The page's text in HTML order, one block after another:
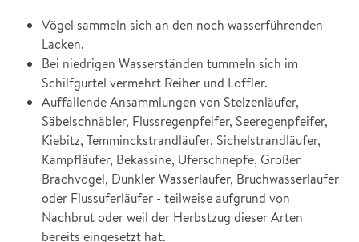
Vögel sammeln sich an den noch wasserführenden
Lacken.
Bei niedrigen Wasserständen tummeln sich im
Schilfgürtel vermehrt Reiher und Löffler.
Auffallende Ansammlungen von Stelzenläufer,
Säbelschnäbler, Flussregenpfeifer, Seeregenpfeifer,
Kiebitz, Temminckstrandläufer, Sichelstrandläufer,
Kampfläufer, Bekassine, Uferschnepfe, Großer
Brachvogel, Dunkler Wasserläufer, Bruchwasserläufer
oder Flussuferläufer - teilweise aufgrund von
Nachbrut oder weil der Herbstzug dieser Arten
bereits eingesetzt hat.